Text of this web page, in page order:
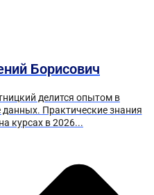
Борисович
делится опытом в
Практические знания
курсах в 2026...